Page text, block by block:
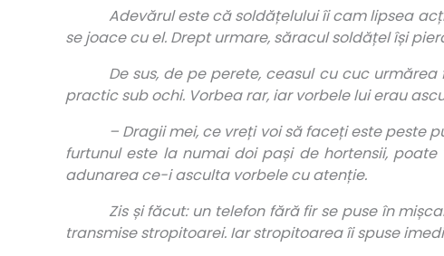
Adevărul este că soldățelului îi cam lipsea
se joace cu el. Drept urmare, săracul soldățel își
De sus, de pe perete, ceasul cu cuc
practic sub ochi. Vorbea rar, iar vorbele lui erau
– Dragii mei, ce vreți voi să faceți este peste
furtunul este la numai doi pași de hortensii,
adunarea ce-i asculta vorbele cu atenție.
Zis și făcut: un telefon fără fir se puse în
transmise stropitoarei. Iar stropitoarea îi spuse